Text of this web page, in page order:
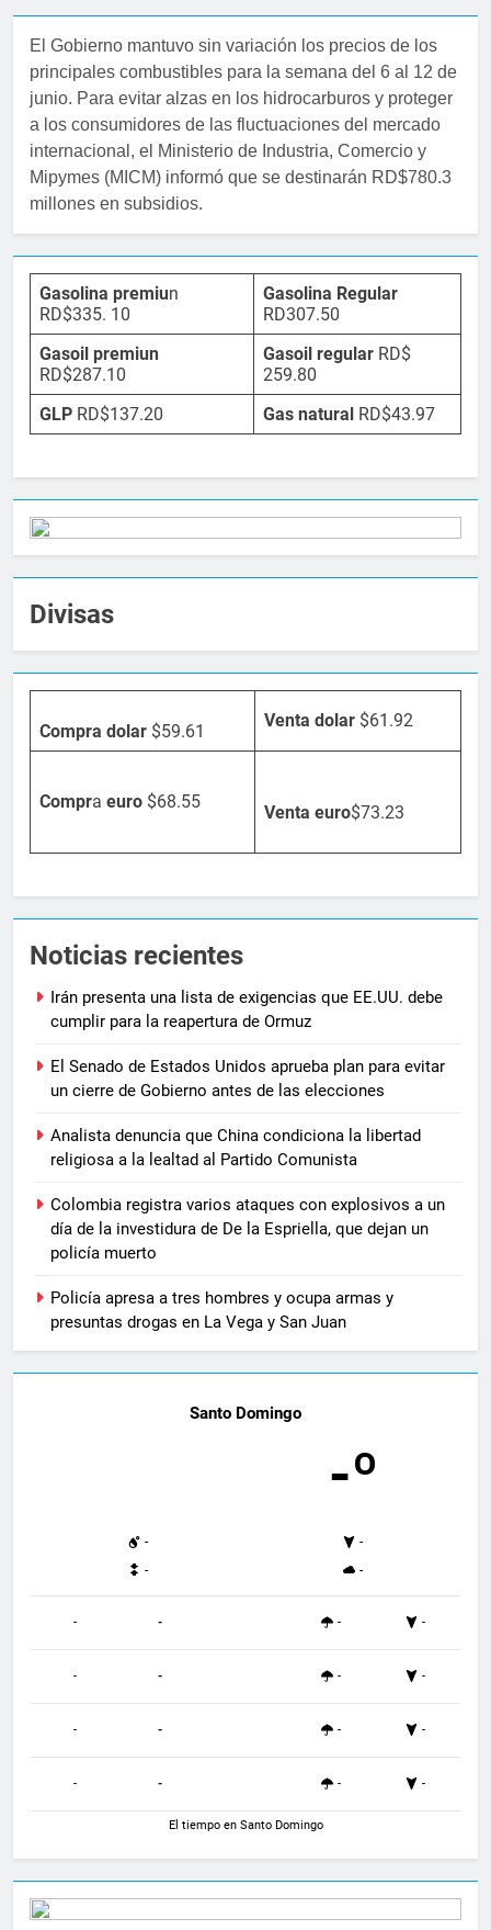
El Gobierno mantuvo sin variación los precios de los
principales combustibles para la semana del 6 al 12 de
junio. Para evitar alzas en los hidrocarburos y proteger
a los consumidores de las fluctuaciones del mercado
internacional, el Ministerio de Industria, Comercio y
Mipymes (MICM) informó que se destinarán RD$780.3
millones en subsidios.
Gasolina premiun
RD$335. 10
Gasolina Regular
RD307.50
Gasoil premiun
RD$287.10
Gasoil regular RD$
259.80
GLP RD$137.20 Gas natural RD$43.97
Divisas
Compra dolar $59.61
Venta dolar $61.92
Compra euro $68.55
Venta euro$73.23
Noticias recientes
Irán presenta una lista de exigencias que EE.UU. debe
cumplir para la reapertura de Ormuz
El Senado de Estados Unidos aprueba plan para evitar
un cierre de Gobierno antes de las elecciones
Analista denuncia que China condiciona la libertad
religiosa a la lealtad al Partido Comunista
Colombia registra varios ataques con explosivos a un
día de la investidura de De la Espriella, que dejan un
policía muerto
Policía apresa a tres hombres y ocupa armas y
presuntas drogas en La Vega y San Juan
Santo Domingo
-º
-
-
-
-
- - - -
- - - -
- - - -
- - - -
El tiempo en Santo Domingo